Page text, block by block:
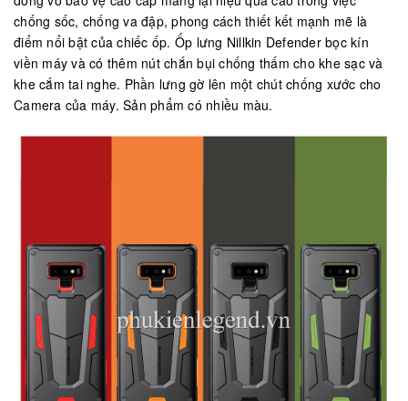
chống sốc, chống va đập, phong cách thiết kết mạnh mẽ là
điểm nổi bật của chiếc ốp. Ốp lưng Nillkin Defender bọc kín
viền máy và có thêm nút chắn bụi chống thấm cho khe sạc và
khe cắm tai nghe. Phần lưng gờ lên một chút chống xước cho
Camera của máy. Sản phẩm có nhiều màu.